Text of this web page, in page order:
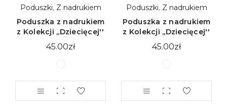
Poduszki, Z nadrukiem
Poduszka z nadrukiem
z Kolekcji ,,Dziecięcej''
45.00zł
Poduszki, Z nadrukiem
Poduszka z nadrukiem
z Kolekcji ,,Dziecięcej''
45.00zł